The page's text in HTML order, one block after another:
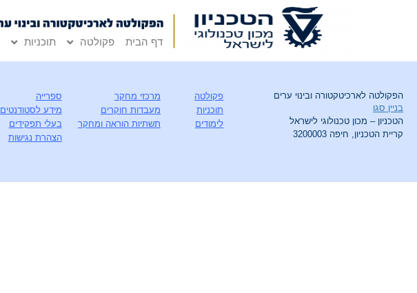
דף הבית פקולטה תוכניות
הפקולטה לארכיטקטורה ובינוי ערים
בניין סגו
הטכניון – מכון טכנולוגי לישראל
קריית הטכניון, חיפה 3200003
פקולטה
תוכניות
לימודים
מרכזי מחקר
מעבדות חוקרים
תשתיות הוראה ומחקר
ספרייה
מידע לסטודנטים
בעלי תפקידים
הצהרת נגישות